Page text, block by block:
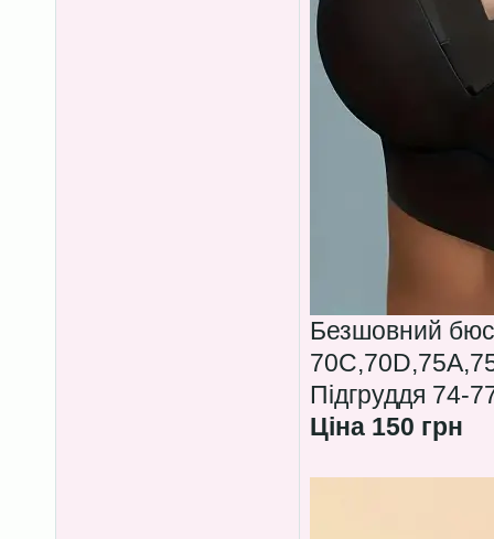
Безшовний
Підгруддя 74-
Ціна 150 грн